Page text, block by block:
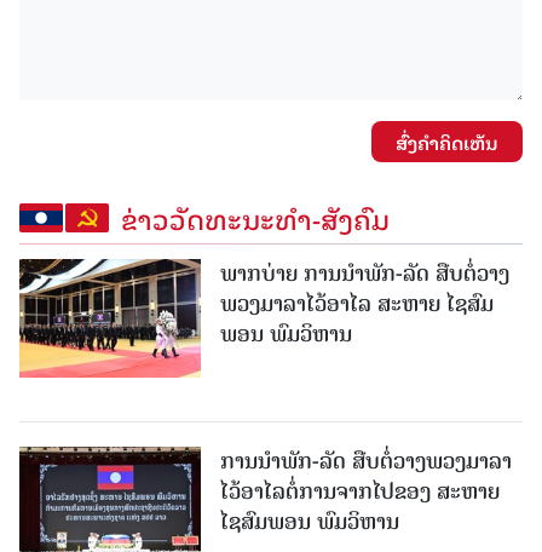
ສົ່ງຄໍາຄິດເຫັນ
ຂ່າວວັດທະນະທຳ-ສັງຄົມ
ພາກບ່າຍ ການນໍາພັກ-ລັດ ສືບຕໍ່ວາງ
ພວງມາລາໄວ້ອາໄລ ສະຫາຍ ໄຊສົມ
ພອນ ພົມວິຫານ
ການນໍາພັກ-ລັດ ສືບຕໍ່ວາງພວງມາລາ
ໄວ້ອາໄລຕໍ່ການຈາກໄປຂອງ ສະຫາຍ
ໄຊສົມພອນ ພົມວິຫານ